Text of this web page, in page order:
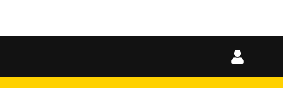
Iniciar